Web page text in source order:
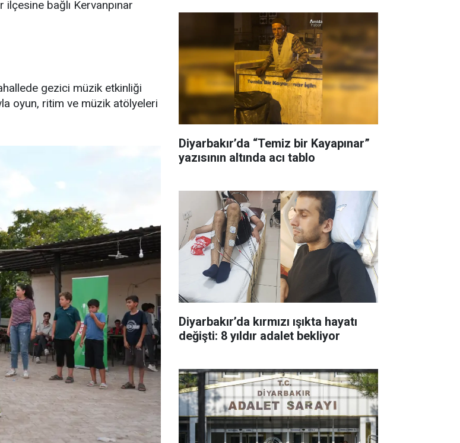
bağlı Kervanpınar
gezici müzik etkinliği
oyun, ritim ve müzik atölyeleri
Diyarbakır’da “Temiz bir Kayapınar”
yazısının altında acı tablo
Diyarbakır’da kırmızı ışıkta hayatı
değişti: 8 yıldır adalet bekliyor